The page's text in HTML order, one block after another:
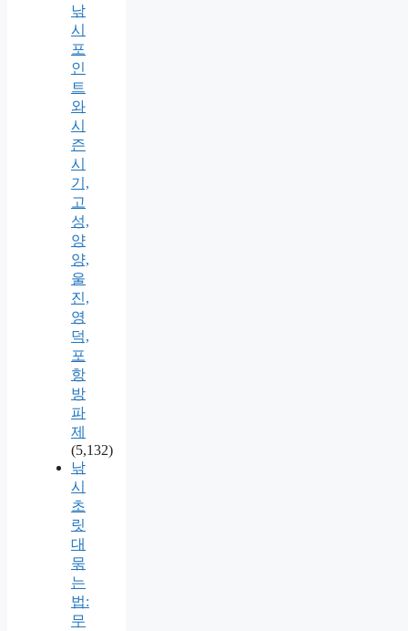
낚
시
포
인
트
와
시
즌
시
기,
고
성,
양
양,
울
진,
영
덕,
포
항
방
파
제
(5,132)
낚
시
초
릿
대
묶
는
법:
무